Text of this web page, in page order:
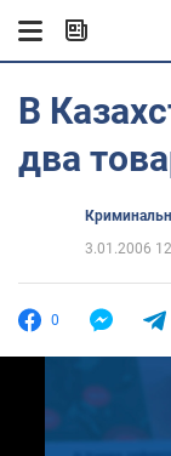
В
два
3.01.2006
0